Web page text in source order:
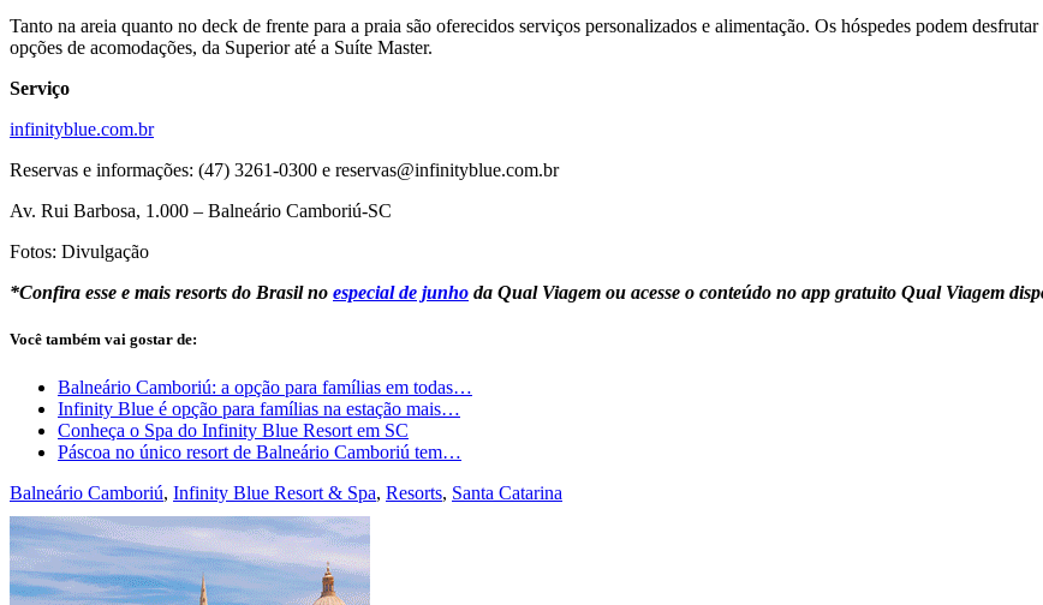
Tanto na areia quanto no deck de frente para a praia são oferecidos serviços personalizados e alimentação. Os hóspedes podem
opções de acomodações, da Superior até a Suíte Master.
Serviço
infinityblue.com.br
Reservas e informações: (47) 3261-0300 e reservas@infinityblue.com.br
Av. Rui Barbosa, 1.000 – Balneário Camboriú-SC
Fotos: Divulgação
*Confira esse e mais resorts do Brasil no especial de junho da Qual Viagem ou acesse o conteúdo no app gratuito Qual Viagem
Você também vai gostar de:
Balneário Camboriú: a opção para famílias em todas…
Infinity Blue é opção para famílias na estação mais…
Conheça o Spa do Infinity Blue Resort em SC
Páscoa no único resort de Balneário Camboriú tem…
Balneário Camboriú, Infinity Blue Resort & Spa, Resorts, Santa Catarina